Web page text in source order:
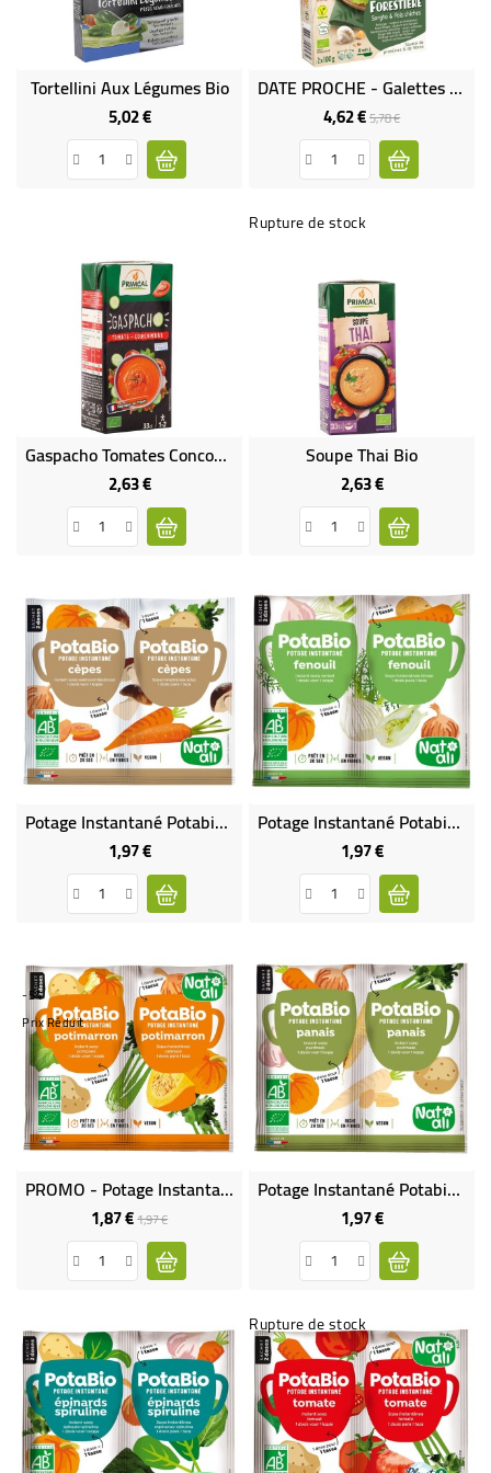
Tortellini Aux Légumes Bio
5,02 €Prix
DATE PROCHE - Galettes À Poêler À La Forestière - Sorgho & Pois Chiches Bio & Sans Gluten
4,62 €Prix
de
base
5,78 €Prix
Gaspacho Tomates Concombre Bio
2,63 €Prix
Rupture de stock
Soupe Thai Bio
2,63 €Prix
Potage Instantané Potabio Cèpes BIO
1,97 €Prix
Potage Instantané Potabio Fenouil BIO
1,97 €Prix
-5%
Prix Réduit
PROMO - Potage Instantané Potabio Potimarron BIO
1,87 €Prix
de
base
1,97 €Prix
Potage Instantané Potabio Panais BIO
1,97 €Prix
Rupture de stock